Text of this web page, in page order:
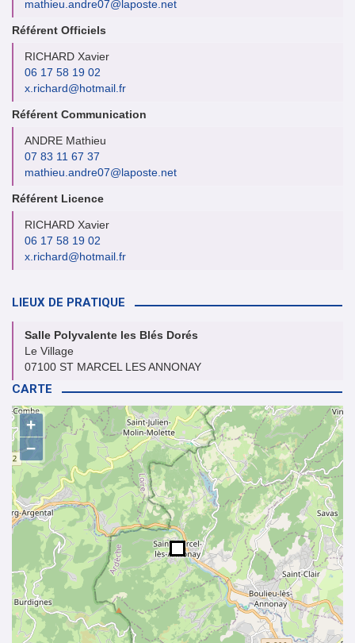
mathieu.andre07@laposte.net
Référent Officiels
RICHARD Xavier
06 17 58 19 02
x.richard@hotmail.fr
Référent Communication
ANDRE Mathieu
07 83 11 67 37
mathieu.andre07@laposte.net
Référent Licence
RICHARD Xavier
06 17 58 19 02
x.richard@hotmail.fr
LIEUX DE PRATIQUE
Salle Polyvalente les Blés Dorés
Le Village
07100 ST MARCEL LES ANNONAY
CARTE
+
−